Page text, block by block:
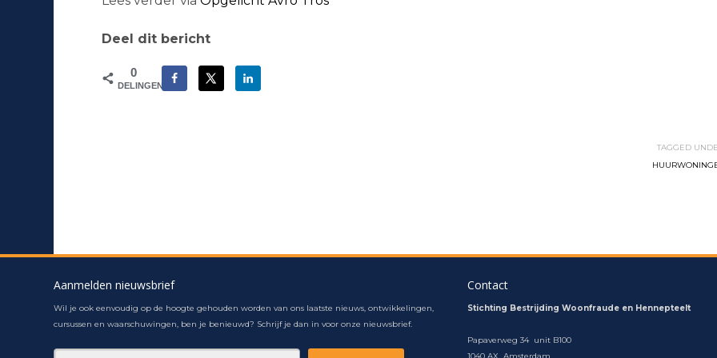
Deel dit bericht
0
DELINGEN
TAGGED
Aanmelden nieuwsbrief
Wil je ook eenvoudig op de hoogte gehouden worden van ons laatste nieuws, ontwikkelingen,
cursussen en waarschuwingen, ben je benieuwd? Schrijf je dan in voor onze nieuwsbrief.
Contact
Stichting Bestrijding Woonfraude en Hennepteelt
Papaverweg 34 unit B100